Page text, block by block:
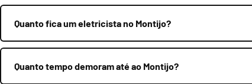
Quanto fica um eletricista no Montijo?
Quanto tempo demoram até ao Montijo?